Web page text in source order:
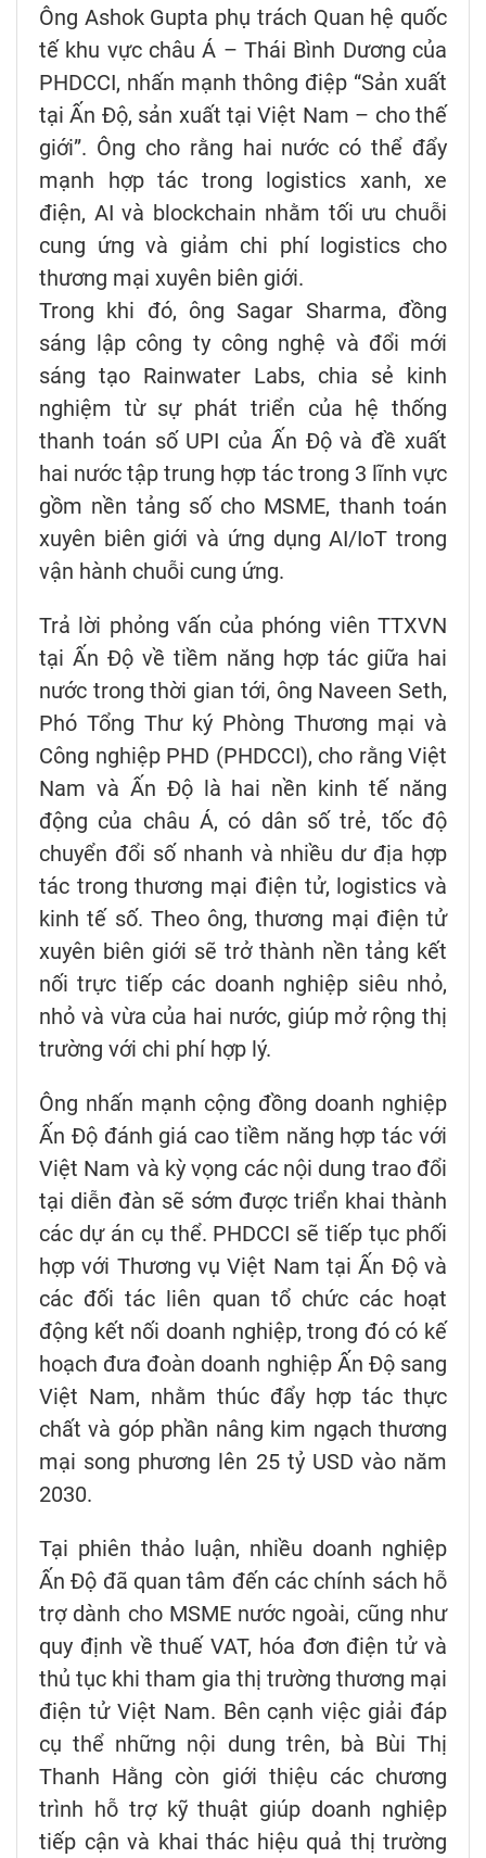
Ông Ashok Gupta phụ trách Quan hệ quốc
tế khu vực châu Á – Thái Bình Dương của
PHDCCI, nhấn mạnh thông điệp “Sản xuất
tại Ấn Độ, sản xuất tại Việt Nam – cho thế
giới”. Ông cho rằng hai nước có thể đẩy
mạnh hợp tác trong logistics xanh, xe
điện, AI và blockchain nhằm tối ưu chuỗi
cung ứng và giảm chi phí logistics cho
thương mại xuyên biên giới.
Trong khi đó, ông Sagar Sharma, đồng
sáng lập công ty công nghệ và đổi mới
sáng tạo Rainwater Labs, chia sẻ kinh
nghiệm từ sự phát triển của hệ thống
thanh toán số UPI của Ấn Độ và đề xuất
hai nước tập trung hợp tác trong 3 lĩnh vực
gồm nền tảng số cho MSME, thanh toán
xuyên biên giới và ứng dụng AI/IoT trong
vận hành chuỗi cung ứng.
Trả lời phỏng vấn của phóng viên TTXVN
tại Ấn Độ về tiềm năng hợp tác giữa hai
nước trong thời gian tới, ông Naveen Seth,
Phó Tổng Thư ký Phòng Thương mại và
Công nghiệp PHD (PHDCCI), cho rằng Việt
Nam và Ấn Độ là hai nền kinh tế năng
động của châu Á, có dân số trẻ, tốc độ
chuyển đổi số nhanh và nhiều dư địa hợp
tác trong thương mại điện tử, logistics và
kinh tế số. Theo ông, thương mại điện tử
xuyên biên giới sẽ trở thành nền tảng kết
nối trực tiếp các doanh nghiệp siêu nhỏ,
nhỏ và vừa của hai nước, giúp mở rộng thị
trường với chi phí hợp lý.
Ông nhấn mạnh cộng đồng doanh nghiệp
Ấn Độ đánh giá cao tiềm năng hợp tác với
Việt Nam và kỳ vọng các nội dung trao đổi
tại diễn đàn sẽ sớm được triển khai thành
các dự án cụ thể. PHDCCI sẽ tiếp tục phối
hợp với Thương vụ Việt Nam tại Ấn Độ và
các đối tác liên quan tổ chức các hoạt
động kết nối doanh nghiệp, trong đó có kế
hoạch đưa đoàn doanh nghiệp Ấn Độ sang
Việt Nam, nhằm thúc đẩy hợp tác thực
chất và góp phần nâng kim ngạch thương
mại song phương lên 25 tỷ USD vào năm
2030.
Tại phiên thảo luận, nhiều doanh nghiệp
Ấn Độ đã quan tâm đến các chính sách hỗ
trợ dành cho MSME nước ngoài, cũng như
quy định về thuế VAT, hóa đơn điện tử và
thủ tục khi tham gia thị trường thương mại
điện tử Việt Nam. Bên cạnh việc giải đáp
cụ thể những nội dung trên, bà Bùi Thị
Thanh Hằng còn giới thiệu các chương
trình hỗ trợ kỹ thuật giúp doanh nghiệp
tiếp cận và khai thác hiệu quả thị trường